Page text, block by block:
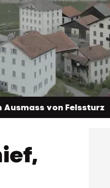
von Felssturz